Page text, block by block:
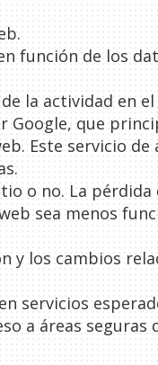
función de los
la actividad en
Google, que
Este servicio de
o no. La
sea menos
y los cambios
servicios
a áreas seguras